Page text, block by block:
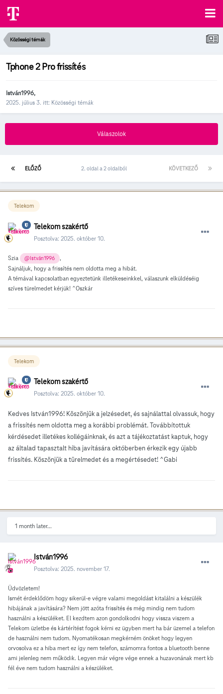
Közösségi témák
Tphone 2 Pro frissítés
István1996,
2025. július 3. itt: Közösségi témák
Válaszolok
ELŐZŐ KÖVETKEZŐ
2. oldal a 2 oldalból
Telekom
Telekom szakértő
Posztolva: 2025. október 10.
Szia @István1996
,
Sajnáljuk, hogy a frissítés nem oldotta meg a hibát.
A témával kapcsolatban egyeztetünk illetékeseinkkel, válaszunk elküldéséig
szíves türelmedet kérjük! ^Oszkár
Telekom
Telekom szakértő
Posztolva: 2025. október 10.
Kedves István1996! Köszönjük a jelzésedet, és sajnálattal olvassuk, hogy
a frissítés nem oldotta meg a korábbi problémát. Továbbítottuk
kérdésedet illetékes kollégáinknak, és azt a tájékoztatást kaptuk, hogy
az általad tapasztalt hiba javítására októberben érkezik egy újabb
frissítés. Köszönjük a türelmedet és a megértésedet! ^Gabi
1 month later...
István1996
Posztolva: 2025. november 17.
Üdvözletem!
Ismét érdeklődöm hogy sikerül-e végre valami megoldást kitalálni a készülék
hibájának a javítására? Nem jött azóta frissítés és még mindig nem tudom
használni a készüléket. El kezdtem azon gondolkodni hogy vissza viszem a
Telekom üzletbe és kártérítést fogok kérni ez ügyben mert ha bár üzemel a telefon
de használni nem tudom. Nyomatékosan megkérném önöket hogy legyen
orvosolva ez a hiba mert ez így nem telefon, számomra fontos a bluetooth benne
ami jelenleg nem működik. Legyen már végre vége ennek a huzavonának mert kb
fél éve nem tudom használni a készüléket.